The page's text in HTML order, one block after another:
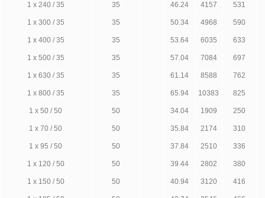
1 х 240 / 35 35 46.24 4157 531
1 х 300 / 35 35 50.34 4968 590
1 х 400 / 35 35 53.64 6035 633
1 х 500 / 35 35 57.04 7084 697
1 х 630 / 35 35 61.14 8588 762
1 х 800 / 35 35 65.94 10383 825
1 х 50 / 50 50 34.04 1909 250
1 х 70 / 50 50 35.84 2174 310
1 х 95 / 50 50 37.84 2510 336
1 х 120 / 50 50 39.44 2802 380
1 х 150 / 50 50 40.94 3120 416